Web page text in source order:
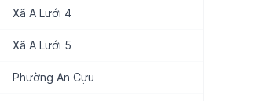
Xã A Lưới 4
Xã A Lưới 5
Phường An Cựu